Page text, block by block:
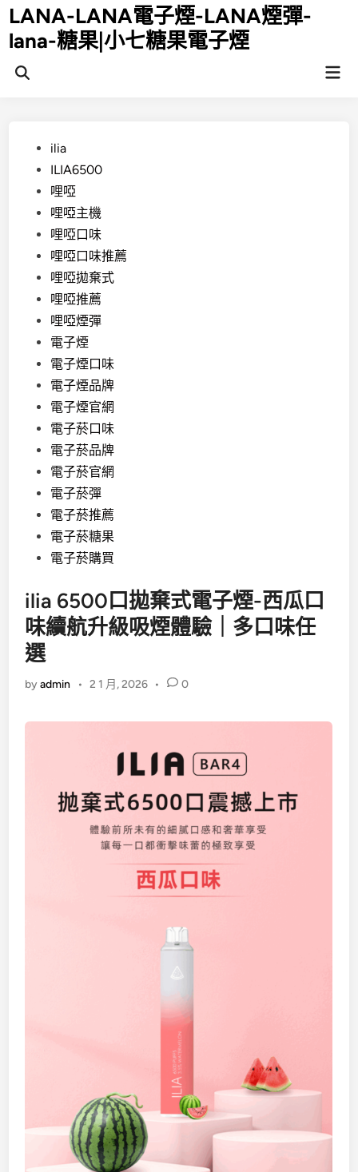
Skip
to
content
LANA-LANA電子煙-LANA煙彈-
lana-糖果|小七糖果電子煙
Open
Posted
ilia
ILIA6500
哩啞
哩啞主機
哩啞口味
哩啞口味推薦
哩啞拋棄式
哩啞推薦
哩啞煙彈
電子煙
電子煙口味
電子煙品牌
電子煙官網
電子菸口味
電子菸品牌
電子菸官網
電子菸彈
電子菸推薦
電子菸糖果
電子菸購買
ilia 6500口拋棄式電子煙-西瓜口
味續航升級吸煙體驗｜多口味任
選
byadmin • 2 1 月, 2026 • 0